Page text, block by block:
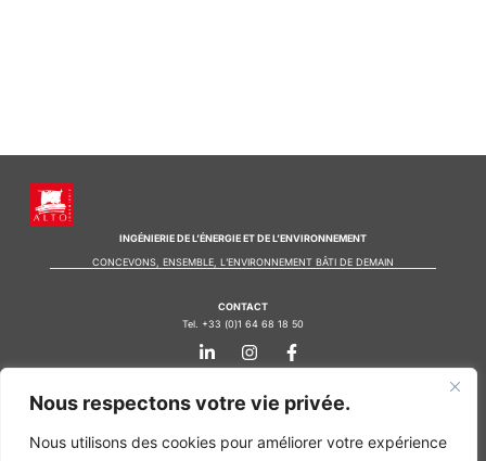
Nous respectons votre vie privée.
Nous utilisons des cookies pour améliorer votre expérience
INGÉNIERIE DE L’ÉNERGIE ET DE L’ENVIRONNEMENT
CONCEVONS, ENSEMBLE, L’ENVIRONNEMENT BÂTI DE DEMAIN
CONTACT
Tel. +33 (0)1 64 68 18 50
i
k
e
i
I
n
t
a
r
F
a
e
b
o
Nos agences
Bureau d'études Île de France